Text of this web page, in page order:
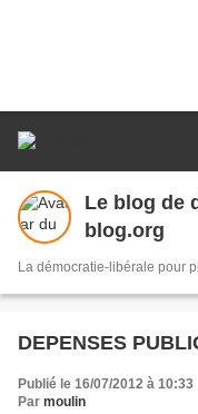
Le blog de
blog.org
La démocratie-libérale pour
DEPENSES
Publié le 16/07/2012 à 10:33
Par moulin